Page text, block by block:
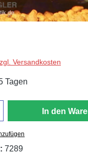
Versandkosten
Tagen
In den
7289